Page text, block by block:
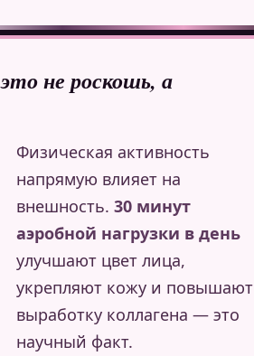
не роскошь, а
Физическая активность
напрямую влияет на
внешность. 30 минут
аэробной нагрузки в день
улучшают цвет лица,
укрепляют кожу и повышают
выработку коллагена — это
научный факт.